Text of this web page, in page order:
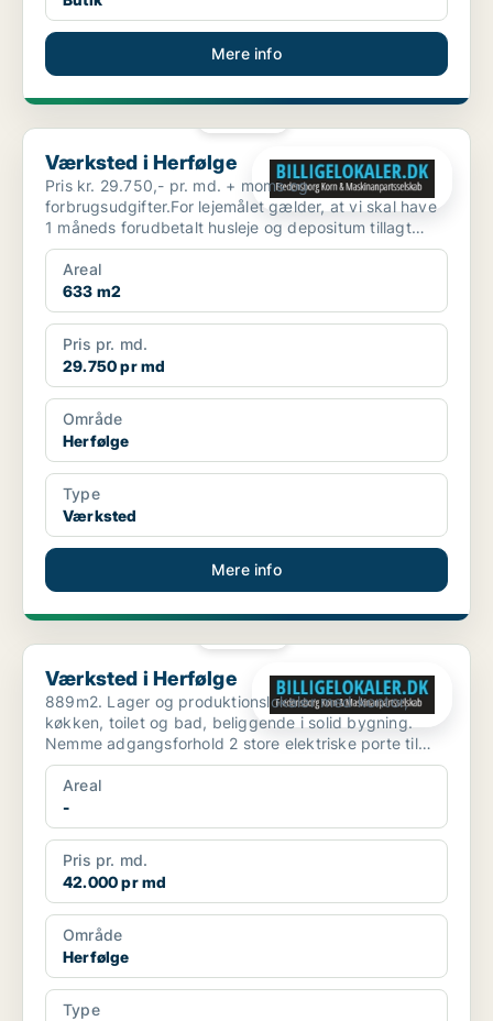
Mere info
Værksted i Herfølge
Værksted i Herfølge
Pris kr. 29.750,- pr. md. + moms og
forbrugsudgifter.For lejemålet gælder, at vi skal have
1 måneds forudbetalt husleje og depositum tillagt
moms. Lokalern...
Areal
633 m2
Pris pr. md.
29.750 pr md
Område
Herfølge
Type
Værksted
Mere info
Værksted i Herfølge
Værksted i Herfølge
889m2. Lager og produktionslokaler med kontor,
køkken, toilet og bad, beliggende i solid bygning.
Nemme adgangsforhold 2 store elektriske porte til
lager, pl...
Areal
-
Pris pr. md.
42.000 pr md
Område
Herfølge
Type